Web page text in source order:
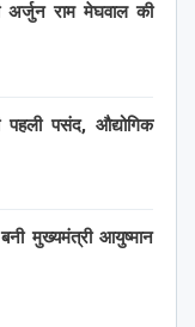
अर्जुन राम मेघवाल की
पहली पसंद, औद्योगिक
मुख्यमंत्री आयुष्मान